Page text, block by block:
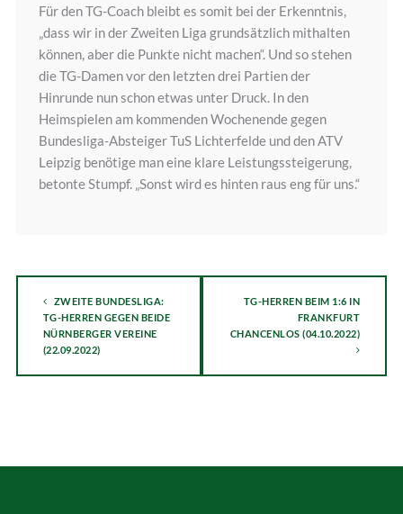
Für den TG-Coach bleibt es somit bei der Erkenntnis,
„dass wir in der Zweiten Liga grundsätzlich mithalten
können, aber die Punkte nicht machen“. Und so stehen
die TG-Damen vor den letzten drei Partien der
Hinrunde nun schon etwas unter Druck. In den
Heimspielen am kommenden Wochenende gegen
Bundesliga-Absteiger TuS Lichterfelde und den ATV
Leipzig benötige man eine klare Leistungssteigerung,
betonte Stumpf. „Sonst wird es hinten raus eng für uns.“
ZWEITE BUNDESLIGA:
TG-HERREN GEGEN BEIDE
NÜRNBERGER VEREINE
(22.09.2022)
TG-HERREN BEIM 1:6 IN
FRANKFURT
CHANCENLOS (04.10.2022)